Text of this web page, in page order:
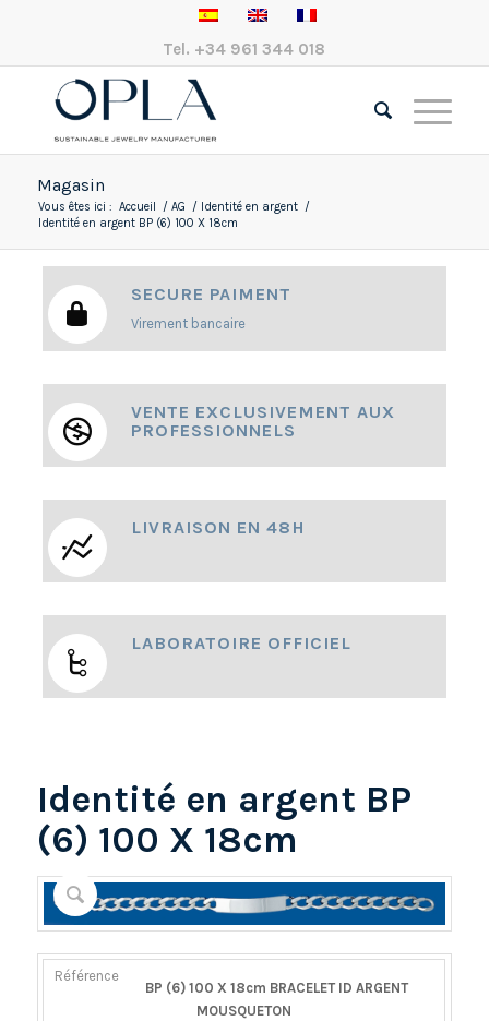
Tel. +34 961 344 018
Magasin
Vous êtes ici : Accueil / AG / Identité en argent /
Identité en argent BP (6) 100 X 18cm
SECURE PAIMENT
Virement bancaire
VENTE EXCLUSIVEMENT AUX
PROFESSIONNELS
LIVRAISON EN 48H
LABORATOIRE OFFICIEL
Identité en argent BP
(6) 100 X 18cm
RÉFÉRENCE
POIDS
GR.
DIAMÈTER/LARGEUR
BP (6) 100 X 18cm BRACELET ID ARGENT
MOUSQUETON